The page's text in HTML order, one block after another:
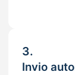
3.
Invio